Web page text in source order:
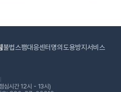
불법스팸대응센터 명의도용방지서비스
시간 12시 - 13시)